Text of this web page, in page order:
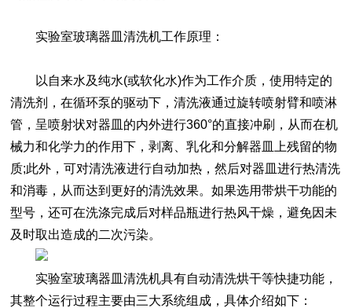
实验室玻璃器皿清洗机工作原理：
以自来水及纯水(或软化水)作为工作介质，使用特定的
清洗剂，在循环泵的驱动下，清洗液通过旋转喷射臂和喷淋
管，呈喷射状对器皿的内外进行360°的直接冲刷，从而在机
械力和化学力的作用下，剥离、乳化和分解器皿上残留的物
质;此外，可对清洗液进行自动加热，然后对器皿进行热清洗
和消毒，从而达到更好的清洗效果。如果选用带烘干功能的
型号，还可在洗涤完成后对样品瓶进行热风干燥，避免因未
及时取出造成的二次污染。
实验室玻璃器皿清洗机具有自动清洗烘干等快捷功能，
其整个运行过程主要由三大系统组成，具体介绍如下：